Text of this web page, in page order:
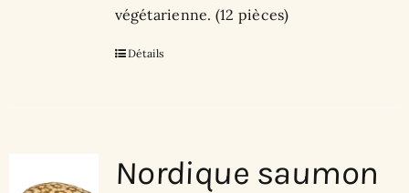
végétarienne. (12 pièces)
Détails
Nordique saumon